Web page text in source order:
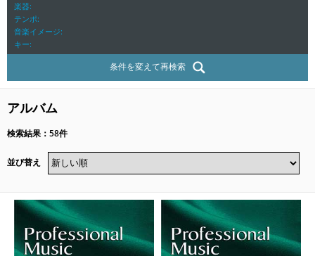
楽器
テンポ
音楽イメージ
キー
条件を変えて再検索
アルバム
検索結果：58件
並び替え